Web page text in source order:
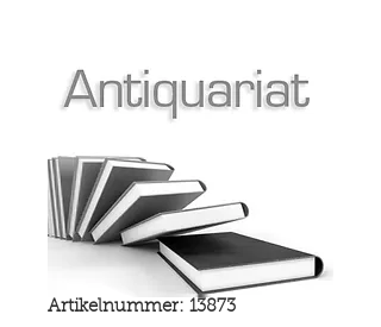
Artikelnummer: 13873